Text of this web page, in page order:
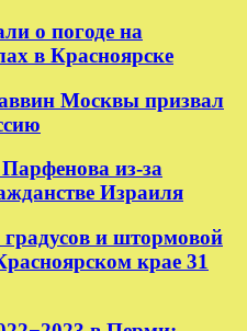
о погоде на
в Красноярске
Москвы призвал
из-за
Израиля
и штормовой
крае 31